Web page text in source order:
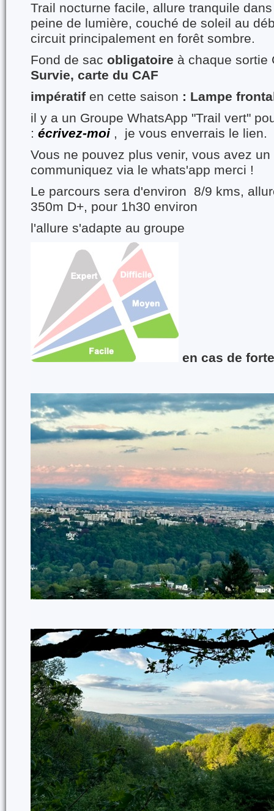
Trail nocturne facile, allure tranquile
peine de lumière, couché de soleil au
circuit principalement en forêt sombre.
Fond de sac obligatoire à chaque sortie
Survie, carte du CAF
impératif en cette saison : Lampe
il y a un Groupe WhatsApp "Trail vert"
: écrivez-moi , je vous enverrais le lien.
Vous ne pouvez plus venir, vous avez un
communiquez via le whats'app merci !
Le parcours sera d'environ 8/9 kms,
350m D+, pour 1h30 environ
l'allure s'adapte au groupe
en cas de